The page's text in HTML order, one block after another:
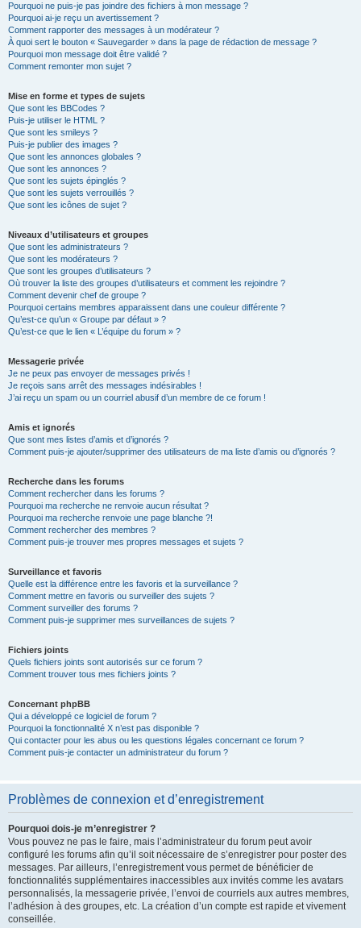
Pourquoi ne puis-je pas joindre des fichiers à mon message ?
Pourquoi ai-je reçu un avertissement ?
Comment rapporter des messages à un modérateur ?
À quoi sert le bouton « Sauvegarder » dans la page de rédaction de message ?
Pourquoi mon message doit être validé ?
Comment remonter mon sujet ?
Mise en forme et types de sujets
Que sont les BBCodes ?
Puis-je utiliser le HTML ?
Que sont les smileys ?
Puis-je publier des images ?
Que sont les annonces globales ?
Que sont les annonces ?
Que sont les sujets épinglés ?
Que sont les sujets verrouillés ?
Que sont les icônes de sujet ?
Niveaux d’utilisateurs et groupes
Que sont les administrateurs ?
Que sont les modérateurs ?
Que sont les groupes d’utilisateurs ?
Où trouver la liste des groupes d’utilisateurs et comment les rejoindre ?
Comment devenir chef de groupe ?
Pourquoi certains membres apparaissent dans une couleur différente ?
Qu’est-ce qu’un « Groupe par défaut » ?
Qu’est-ce que le lien « L’équipe du forum » ?
Messagerie privée
Je ne peux pas envoyer de messages privés !
Je reçois sans arrêt des messages indésirables !
J’ai reçu un spam ou un courriel abusif d’un membre de ce forum !
Amis et ignorés
Que sont mes listes d’amis et d’ignorés ?
Comment puis-je ajouter/supprimer des utilisateurs de ma liste d’amis ou d’ignorés ?
Recherche dans les forums
Comment rechercher dans les forums ?
Pourquoi ma recherche ne renvoie aucun résultat ?
Pourquoi ma recherche renvoie une page blanche ?!
Comment rechercher des membres ?
Comment puis-je trouver mes propres messages et sujets ?
Surveillance et favoris
Quelle est la différence entre les favoris et la surveillance ?
Comment mettre en favoris ou surveiller des sujets ?
Comment surveiller des forums ?
Comment puis-je supprimer mes surveillances de sujets ?
Fichiers joints
Quels fichiers joints sont autorisés sur ce forum ?
Comment trouver tous mes fichiers joints ?
Concernant phpBB
Qui a développé ce logiciel de forum ?
Pourquoi la fonctionnalité X n’est pas disponible ?
Qui contacter pour les abus ou les questions légales concernant ce forum ?
Comment puis-je contacter un administrateur du forum ?
Problèmes de connexion et d’enregistrement
Pourquoi dois-je m’enregistrer ?
Vous pouvez ne pas le faire, mais l’administrateur du forum peut avoir
configuré les forums afin qu’il soit nécessaire de s’enregistrer pour poster des
messages. Par ailleurs, l’enregistrement vous permet de bénéficier de
fonctionnalités supplémentaires inaccessibles aux invités comme les avatars
personnalisés, la messagerie privée, l’envoi de courriels aux autres membres,
l’adhésion à des groupes, etc. La création d’un compte est rapide et vivement
conseillée.